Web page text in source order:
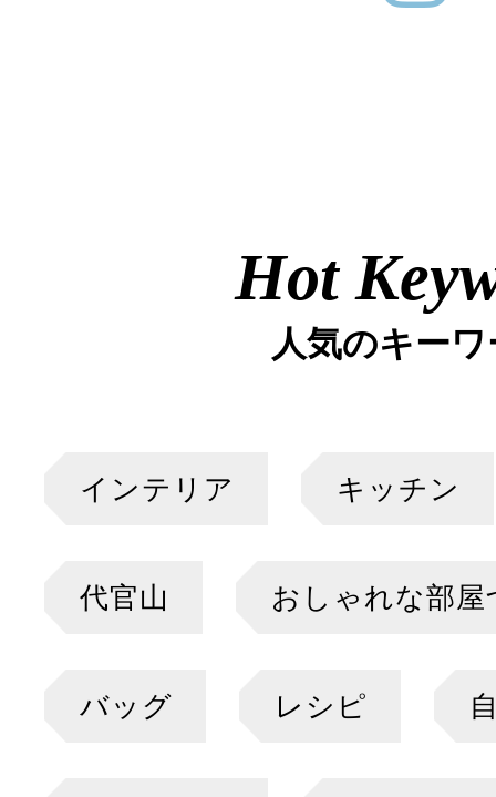
Hot
人気のキー
インテリア キッチン
代官山 おしゃれな部屋
バッグ レシピ